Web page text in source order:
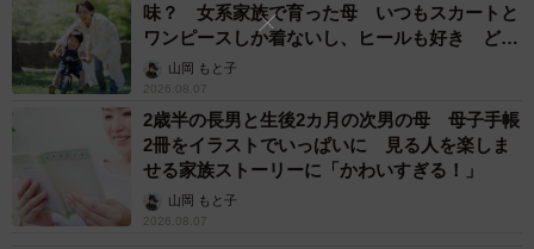
味？ 女系家族で育った母 いつもスカートと
ワンピースしか着ないし、ヒールも好き どの
へんが…
山岡 もと子
2026.08.07
2歳半の長男と生後2カ月の次男の母 母子手帳
2冊をイラストでいっぱいに 見る人を楽しま
せる家族ストーリーに「かわいすぎる！」
山岡 もと子
2026.08.07